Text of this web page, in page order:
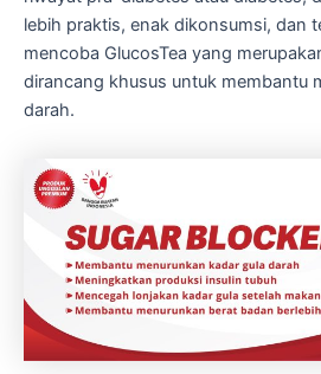
lebih praktis, enak dikonsumsi, dan
mencoba GlucosTea yang
dirancang khusus untuk membantu
darah.